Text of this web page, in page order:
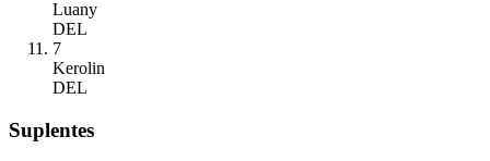
Luany
DEL
7
Kerolin
DEL
Suplentes